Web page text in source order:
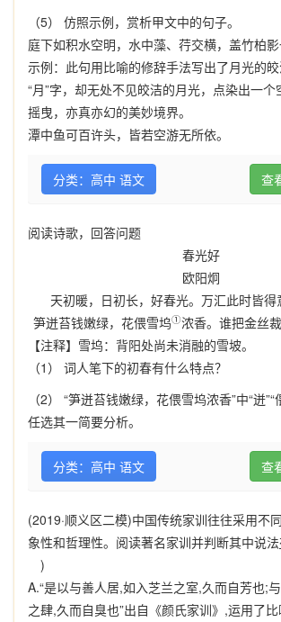
（5） 仿照示例，赏析甲文中的句子。
庭下如积水空明，水中藻、荇交横，盖竹柏影
示例：此句用比喻的修辞手法写出了月光的
“月”字，却无处不见皎洁的月光，点染出一
摇曳，亦真亦幻的美妙境界。
潭中鱼可百许头，皆若空游无所依。
分类：高中 语文 查
阅读诗歌，回答问题
春光好
欧阳炯
天初暖，日初长，好春光。万汇此时皆得
笋迸苔钱嫩绿，花偎雪坞①浓香。谁把金丝
【注释】雪坞：背阳处尚未消融的雪坡。
（1） 词人笔下的初春有什么特点？
（2） “笋迸苔钱嫩绿，花偎雪坞浓香”中“迸
任选其一简要分析。
分类：高中 语文 查
(2019·顺义区二模)中国传统家训往往采用不
象性和哲理性。阅读著名家训并判断其中说法
)
A.“是以与善人居,如入芝兰之室,久而自芳也;
之肆,久而自臭也”出自《颜氏家训》 ,运用了